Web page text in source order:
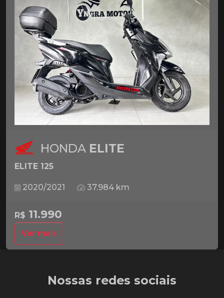
HONDA ELITE
ELITE 125
2020/2021 37.984 km
R$ 11.990
Ver mais
Nossas redes sociais